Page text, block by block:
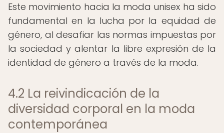
Este movimiento hacia la moda unisex ha sido
fundamental en la lucha por la equidad de
género, al desafiar las normas impuestas por
la sociedad y alentar la libre expresión de la
identidad de género a través de la moda.
4.2 La reivindicación de la
diversidad corporal en la moda
contemporánea